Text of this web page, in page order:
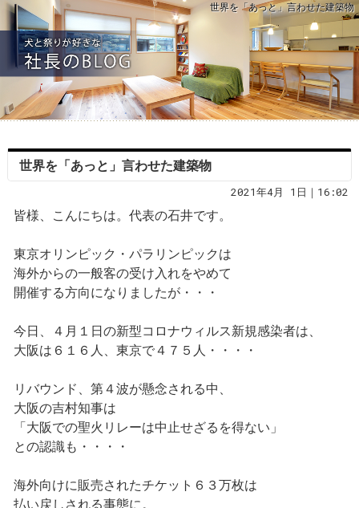
世界を「あっと」言わせた建築物
世界を「あっと」言わせた建築物
2021年4月 1日｜16:02
皆様、こんにちは。代表の石井です。
東京オリンピック・パラリンピックは
海外からの一般客の受け入れをやめて
開催する方向になりましたが・・・
今日、４月１日の新型コロナウィルス新規感染者は、
大阪は６１６人、東京で４７５人・・・・
リバウンド、第４波が懸念される中、
大阪の吉村知事は
「大阪での聖火リレーは中止せざるを得ない」
との認識も・・・・
海外向けに販売されたチケット６３万枚は
払い戻しされる事態に。